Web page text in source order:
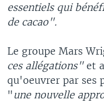
essentiels qui
de cacao".
Le groupe Mars
ces allégations"et
qu'oeuvrer par ses
" une nouvelle